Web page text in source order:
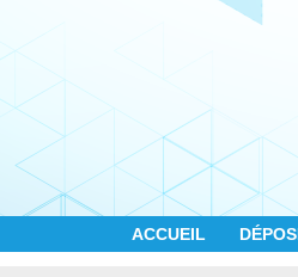
ACCUEIL